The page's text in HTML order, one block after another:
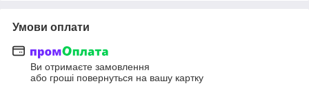
Умови оплати
Ви отримаєте замовлення
або гроші повернуться на вашу картку